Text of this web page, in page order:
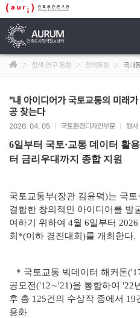
정책·연구 동향 정책동향 국내
"내 아이디어가 국토교통의 미래
공 찾는다
2026. 04. 05 국토환경디자인부문 행사
6일부터 국토·교통 데이터 활
터 금리우대까지 종합 지원
국토교통부(장관 김윤덕)는 국
결합한 창의적인 아이디어를 발
여하기 위하여 4월 6일부터
회*(이하 경진대회)를 개최한다.
* 국토교통 빅데이터 해커톤
공모전('12∼'21)을 통합하여 '22
후 총 125건의 수상작 중에서
용화